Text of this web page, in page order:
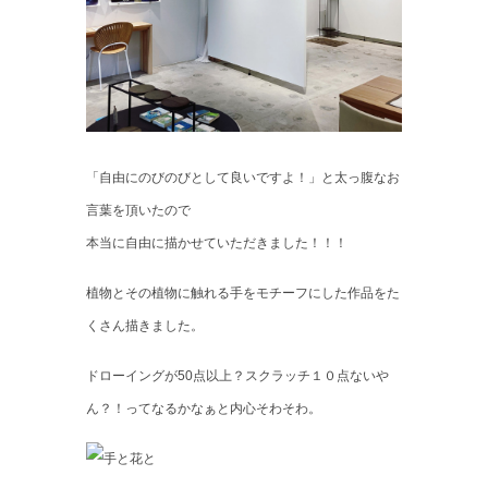
「自由にのびのびとして良いですよ！」と太っ腹なお
言葉を頂いたので
本当に自由に描かせていただきました！！！
植物とその植物に触れる手をモチーフにした作品をた
くさん描きました。
ドローイングが50点以上？スクラッチ１０点ないや
ん？！ってなるかなぁと内心そわそわ。